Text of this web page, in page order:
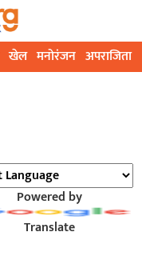
खेल मनोरंजन अपराजिता
Powered by
Translate